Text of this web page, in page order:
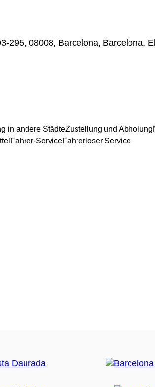
295, 08008, Barcelona, Barcelona,
in andere StädteZustellung und Abholung
Fahrer-ServiceFahrerloser Service